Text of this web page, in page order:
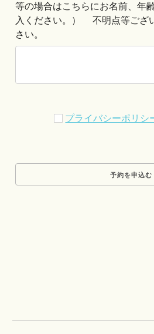
等の場合はこちらにお名前、年
入ください。） 不明点等ござ
さい。
プライバシーポリシ